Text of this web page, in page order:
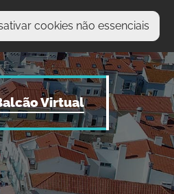
cookies não essenciais
procura?
Virtual